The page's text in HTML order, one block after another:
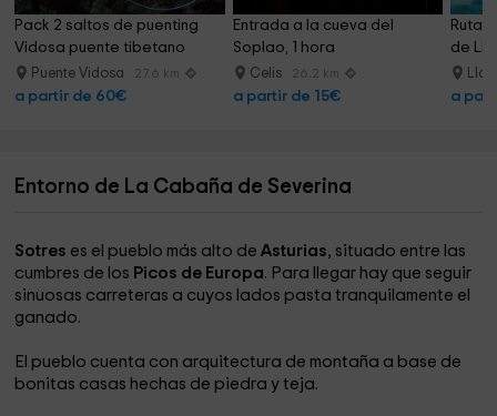
Pack 2 saltos de puenting
Vidosa puente tibetano
Puente Vidosa 27.6 km
a partir de 60€
Entrada a la cueva del
Soplao, 1 hora
Celis 26.2 km
a partir de 15€
Ruta
de
a
Entorno de La Cabaña de Severina
Sotres es el pueblo más alto deAsturias, situado entre las
cumbres de los Picos de Europa. Para llegar hay que seguir
sinuosas carreteras a cuyos lados pasta tranquilamente el
ganado.
El pueblo cuenta con arquitectura de montaña a base de
bonitas casas hechas de piedra y teja.